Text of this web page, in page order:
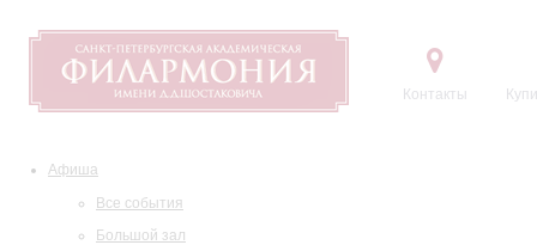
Контакты
Афиша
Все события
Большой зал